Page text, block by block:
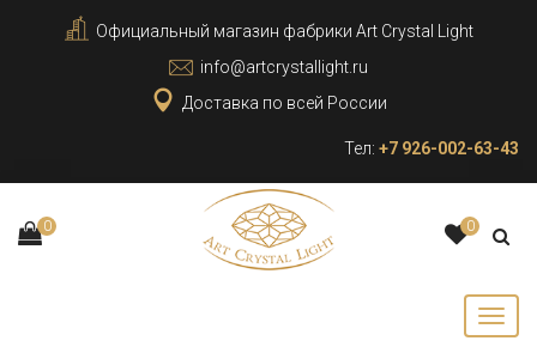
Официальный магазин фабрики Art Crystal Light
info@artcrystallight.ru
Доставка по всей России
Тел: +7 926-002-63-43
0 0